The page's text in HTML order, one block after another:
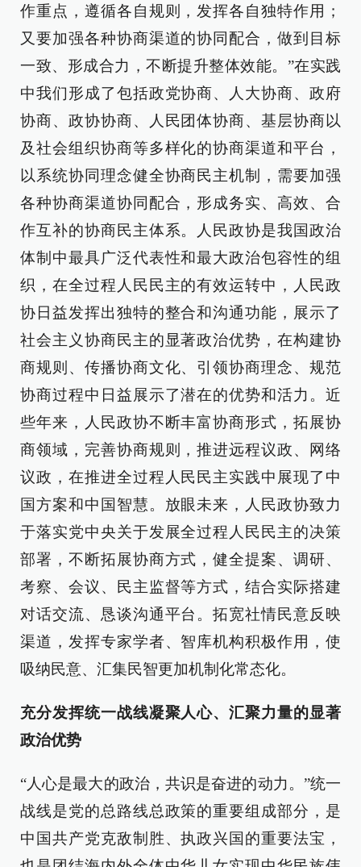
作重点，遵循各自规则，发挥各自独特作用；
又要加强各种协商渠道的协同配合，做到目标
一致、形成合力，不断提升整体效能。”在实践
中我们形成了包括政党协商、人大协商、政府
协商、政协协商、人民团体协商、基层协商以
及社会组织协商等多样化的协商渠道和平台，
以系统协同理念健全协商民主机制，需要加强
各种协商渠道协同配合，形成务实、高效、合
作互补的协商民主体系。人民政协是我国政治
体制中最具广泛代表性和最大政治包容性的组
织，在全过程人民民主的有效运转中，人民政
协日益发挥出独特的整合和沟通功能，展示了
社会主义协商民主的显著政治优势，在构建协
商规则、传播协商文化、引领协商理念、规范
协商过程中日益展示了潜在的优势和活力。近
些年来，人民政协不断丰富协商形式，拓展协
商领域，完善协商规则，推进远程议政、网络
议政，在推进全过程人民民主实践中展现了中
国方案和中国智慧。放眼未来，人民政协致力
于落实党中央关于发展全过程人民民主的决策
部署，不断拓展协商方式，健全提案、调研、
考察、会议、民主监督等方式，结合实际搭建
对话交流、恳谈沟通平台。拓宽社情民意反映
渠道，发挥专家学者、智库机构积极作用，使
吸纳民意、汇集民智更加机制化常态化。
充分发挥统一战线凝聚人心、汇聚力量的显著
政治优势
“人心是最大的政治，共识是奋进的动力。”统一
战线是党的总路线总政策的重要组成部分，是
中国共产党克敌制胜、执政兴国的重要法宝，